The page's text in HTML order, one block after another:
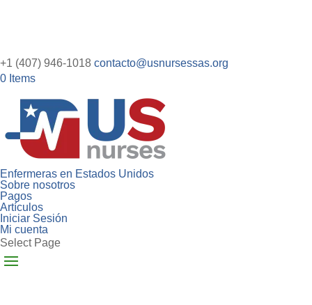
+1 (407) 946-1018 contacto@usnursessas.org
0 Items
Enfermeras en Estados Unidos
Sobre nosotros
Pagos
Artículos
Iniciar Sesión
Mi cuenta
Select Page